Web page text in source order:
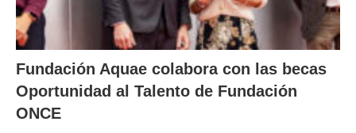
Fundación Aquae colabora con las becas
Oportunidad al Talento de Fundación
ONCE